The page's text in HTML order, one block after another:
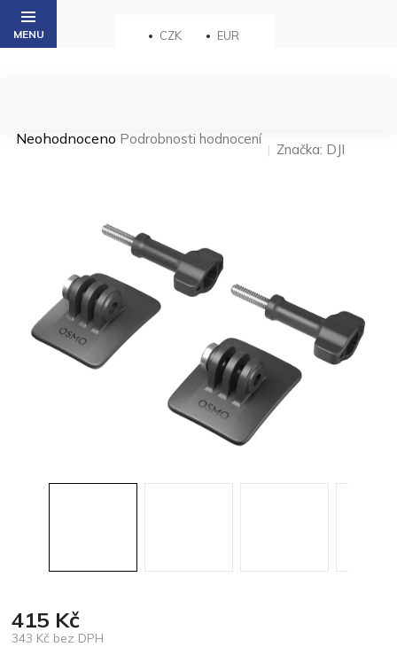
Přejít
obsah
CZK EUR
Průměrné
Neohodnoceno Podrobnosti hodnocení
Značka: DJI
415 Kč
343 Kč bez DPH